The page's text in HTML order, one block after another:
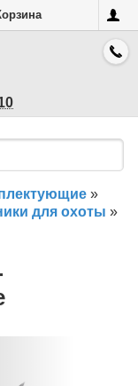
»
для охоты »